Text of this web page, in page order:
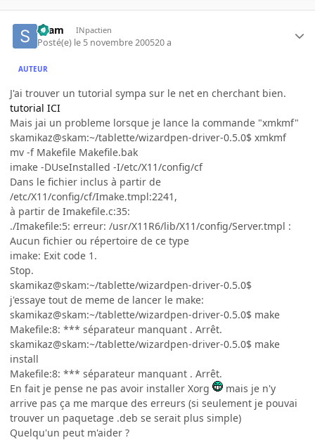
skam INpactien
Posté(e) le 5 novembre 200520 a
AUTEUR
J'ai trouver un tutorial sympa sur le net en cherchant bien.
tutorial ICI
Mais jai un probleme lorsque je lance la commande "xmkmf"
skamikaz@skam:~/tablette/wizardpen-driver-0.5.0$ xmkmf
mv -f Makefile Makefile.bak
imake -DUseInstalled -I/etc/X11/config/cf
Dans le fichier inclus à partir de
/etc/X11/config/cf/Imake.tmpl:2241,
à partir de Imakefile.c:35:
./Imakefile:5: erreur: /usr/X11R6/lib/X11/config/Server.tmpl :
Aucun fichier ou répertoire de ce type
imake: Exit code 1.
Stop.
skamikaz@skam:~/tablette/wizardpen-driver-0.5.0$
j'essaye tout de meme de lancer le make:
skamikaz@skam:~/tablette/wizardpen-driver-0.5.0$ make
Makefile:8: *** séparateur manquant . Arrêt.
skamikaz@skam:~/tablette/wizardpen-driver-0.5.0$ make
install
Makefile:8: *** séparateur manquant . Arrêt.
En fait je pense ne pas avoir installer Xorg
mais je n'y
arrive pas ça me marque des erreurs (si seulement je pouvai
trouver un paquetage .deb se serait plus simple)
Quelqu'un peut m'aider ?